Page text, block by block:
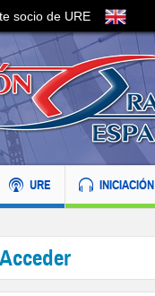
socio de URE
URE INICIACIÓN
Acceder